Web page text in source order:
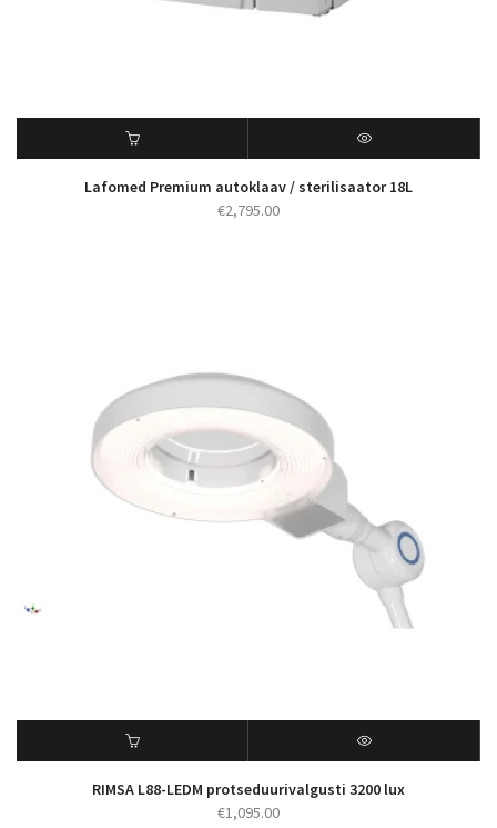
Lafomed Premium autoklaav / sterilisaator 18L
€2,795.00
RIMSA L88-LEDM protseduurivalgusti 3200 lux
€1,095.00